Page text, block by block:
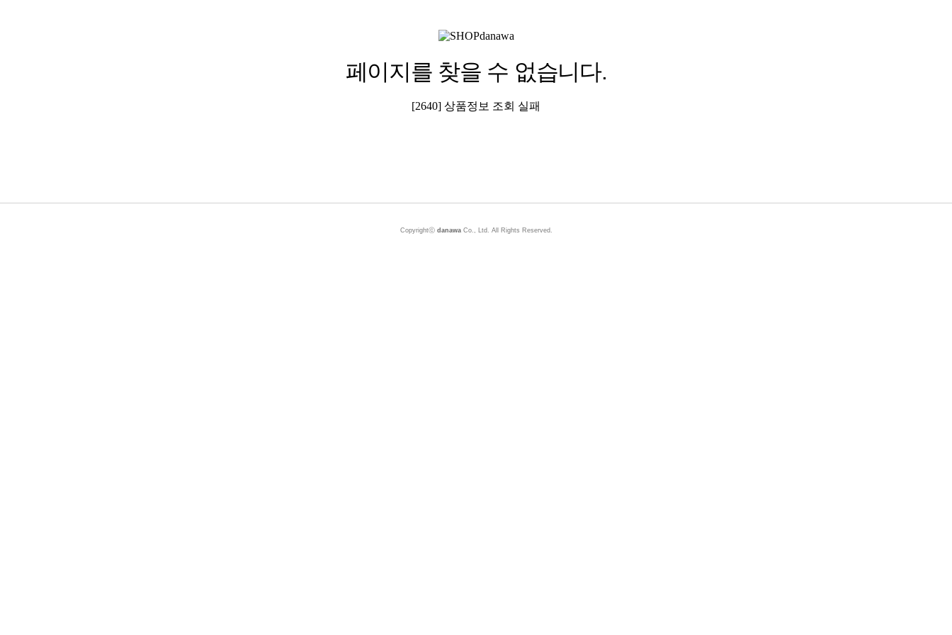
페이지를 찾을 수 없습니다.
[2640] 상품정보 조회 실패
Copyrightⓒ danawaCo., Ltd. All Rights Reserved.